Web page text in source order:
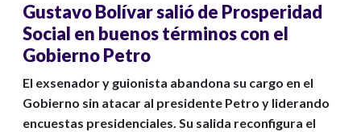
Gustavo Bolívar salió de Prosperidad
Social en buenos términos con el
Gobierno Petro
El exsenador y guionista abandona su cargo en el
Gobierno sin atacar al presidente Petro y liderando
encuestas presidenciales. Su salida reconfigura el